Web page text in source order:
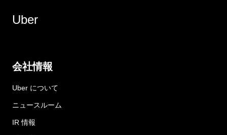
Uber
会社情報
Uber について
ニュースルーム
IR 情報